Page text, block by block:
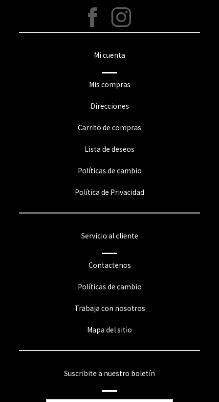
Mi cuenta
Mis compras
Direcciones
Carrito de compras
Lista de deseos
Políticas de cambio
Política de Privacidad
Servicio al cliente
Contactenos
Políticas de cambio
Trabaja con nosotros
Mapa del sitio
Suscribite a nuestro boletín